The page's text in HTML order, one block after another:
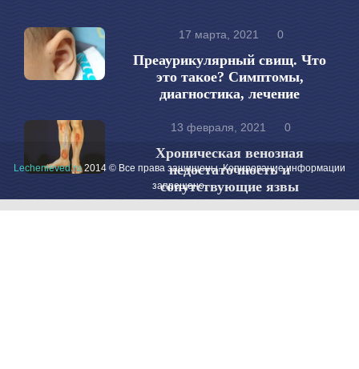
17 марта, 2021 0
Преаурикулярный свищ. Что
это такое? Симптомы,
диагностика, лечение
13 февраля, 2021 0
Хроническая венозная
недостаточность и
сопутствующие язвы
Lechenieved.ru2014 © Все права защищены. Копирование информации
запрещено.